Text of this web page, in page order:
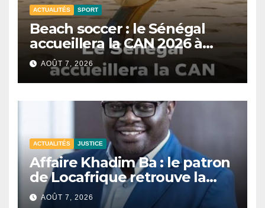
ACTUALITÉS SPORT
Beach soccer : le Sénégal
accueillera la CAN 2026 à
Dakar.
AOÛT 7, 2026
ACTUALITÉS JUSTICE
Affaire Khadim Ba : le patron
de Locafrique retrouve la
liberté.
AOÛT 7, 2026